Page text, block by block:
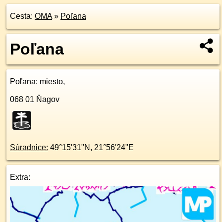
Cesta: OMA» Poľana
Poľana
Poľana: miesto,
068 01 Ňagov
Súradnice: 49°15'31"N , 21°56'24"E
Extra: